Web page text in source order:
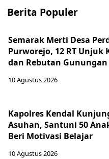
Berita Populer
Semarak Merti Desa
Purworejo, 12 RT Unjuk
dan Rebutan Gunungan
10 Agustus 2026
Kapolres Kendal
Asuhan, Santuni 50
Beri Motivasi Belajar
10 Agustus 2026